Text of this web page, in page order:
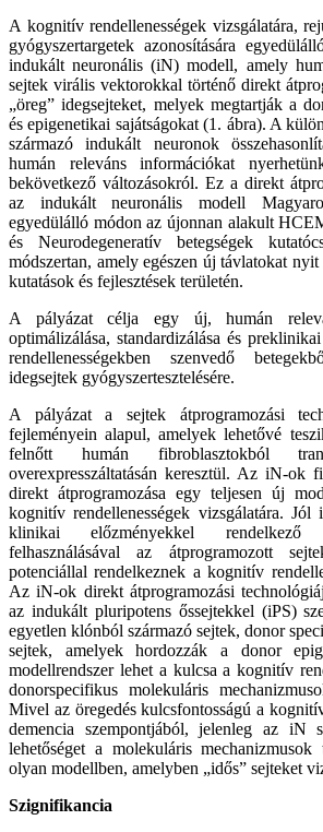
A kognitív rendellenességek vizsgálatára,
gyógyszertargetek azonosítására
indukált neuronális (iN) modell, amely
sejtek virális vektorokkal történő direkt
„öreg” idegsejteket, melyek megtartják a
és epigenetikai sajátságokat (1. ábra). A
származó indukált neuronok
humán releváns információkat
bekövetkező változásokról. Ez a direkt
az indukált neuronális modell
egyedülálló módon az újonnan alakult
és Neurodegeneratív betegségek
módszertan, amely egészen új távlatokat
kutatások és fejlesztések területén.
A pályázat célja egy új, humán
optimálizálása, standardizálása és
rendellenességekben szenvedő
idegsejtek gyógyszertesztelésére.
A pályázat a sejtek átprogramozási
fejleményein alapul, amelyek lehetővé
felnőtt humán fibroblasztokból
overexpresszáltatásán keresztül. Az iN-ok
direkt átprogramozása egy teljesen új
kognitív rendellenességek vizsgálatára. Jól
klinikai előzményekkel rendelkező
felhasználásával az átprogramozott
potenciállal rendelkeznek a kognitív
Az iN-ok direkt átprogramozási
az indukált pluripotens őssejtekkel (iPS)
egyetlen klónból származó sejtek, donor
sejtek, amelyek hordozzák a donor
modellrendszer lehet a kulcsa a kognitív
donorspecifikus molekuláris
Mivel az öregedés kulcsfontosságú a
demencia szempontjából, jelenleg az iN
lehetőséget a molekuláris mechanizmusok
olyan modellben, amelyben „idős” sejteket
Szignifikancia